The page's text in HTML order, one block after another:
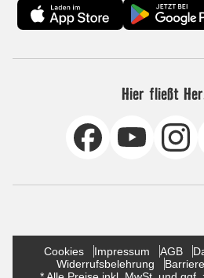
Hier fließt
Cookies Impressum AGB
Widerrufsbelehrung